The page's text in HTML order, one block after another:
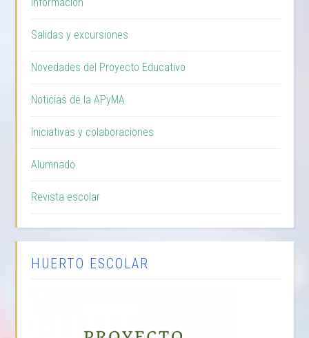
Salidas y excursiones
Novedades del Proyecto Educativo
Noticias de la APyMA
Iniciativas y colaboraciones
Alumnado
Revista escolar
HUERTO ESCOLAR